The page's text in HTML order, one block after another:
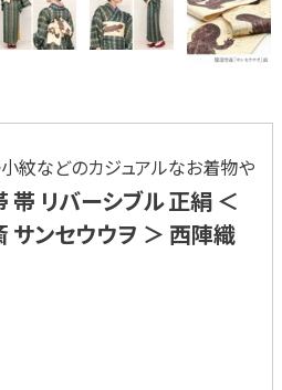
小紋などのカジュアルなお着物や
帯 リバーシブル 正絹 ＜
サンセウウヲ ＞ 西陣織